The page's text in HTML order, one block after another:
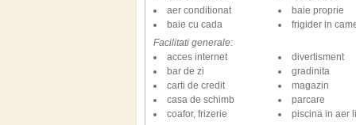
aer conditionat
baie cu cada
baie proprie
frigider in
Facilitati generale:
acces internet
bar de zi
carti de credit
casa de schimb
coafor, frizerie
divertisment
gradinita
magazin
parcare
piscina in aer